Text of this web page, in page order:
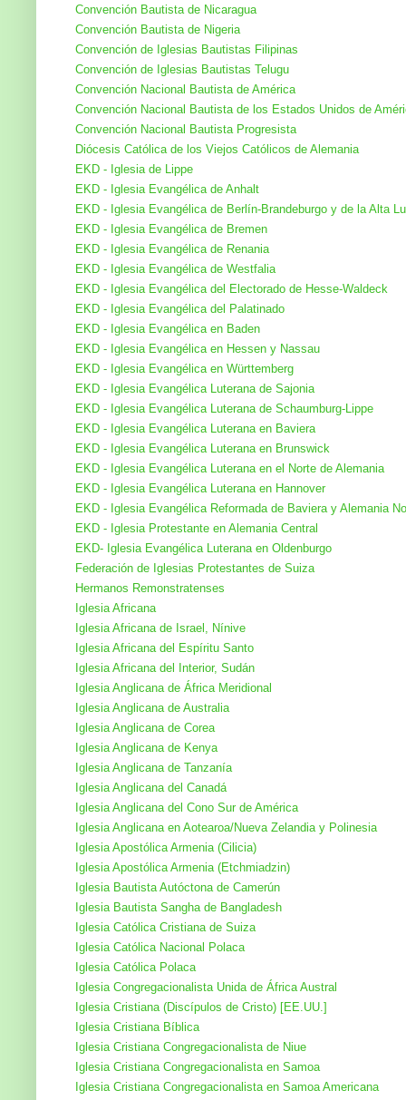
Convención Bautista de Nicaragua
Convención Bautista de Nigeria
Convención de Iglesias Bautistas Filipinas
Convención de Iglesias Bautistas Telugu
Convención Nacional Bautista de América
Convención Nacional Bautista de los Estados Unidos de
Convención Nacional Bautista Progresista
Diócesis Católica de los Viejos Católicos de Alemania
EKD - Iglesia de Lippe
EKD - Iglesia Evangélica de Anhalt
EKD - Iglesia Evangélica de Berlín-Brandeburgo y de la Alta
EKD - Iglesia Evangélica de Bremen
EKD - Iglesia Evangélica de Renania
EKD - Iglesia Evangélica de Westfalia
EKD - Iglesia Evangélica del Electorado de Hesse-Waldeck
EKD - Iglesia Evangélica del Palatinado
EKD - Iglesia Evangélica en Baden
EKD - Iglesia Evangélica en Hessen y Nassau
EKD - Iglesia Evangélica en Württemberg
EKD - Iglesia Evangélica Luterana de Sajonia
EKD - Iglesia Evangélica Luterana de Schaumburg-Lippe
EKD - Iglesia Evangélica Luterana en Baviera
EKD - Iglesia Evangélica Luterana en Brunswick
EKD - Iglesia Evangélica Luterana en el Norte de Alemania
EKD - Iglesia Evangélica Luterana en Hannover
EKD - Iglesia Evangélica Reformada de Baviera y Alemania
EKD - Iglesia Protestante en Alemania Central
EKD- Iglesia Evangélica Luterana en Oldenburgo
Federación de Iglesias Protestantes de Suiza
Hermanos Remonstratenses
Iglesia Africana
Iglesia Africana de Israel, Nínive
Iglesia Africana del Espíritu Santo
Iglesia Africana del Interior, Sudán
Iglesia Anglicana de África Meridional
Iglesia Anglicana de Australia
Iglesia Anglicana de Corea
Iglesia Anglicana de Kenya
Iglesia Anglicana de Tanzanía
Iglesia Anglicana del Canadá
Iglesia Anglicana del Cono Sur de América
Iglesia Anglicana en Aotearoa/Nueva Zelandia y Polinesia
Iglesia Apostólica Armenia (Cilicia)
Iglesia Apostólica Armenia (Etchmiadzin)
Iglesia Bautista Autóctona de Camerún
Iglesia Bautista Sangha de Bangladesh
Iglesia Católica Cristiana de Suiza
Iglesia Católica Nacional Polaca
Iglesia Católica Polaca
Iglesia Congregacionalista Unida de África Austral
Iglesia Cristiana (Discípulos de Cristo) [EE.UU.]
Iglesia Cristiana Bíblica
Iglesia Cristiana Congregacionalista de Niue
Iglesia Cristiana Congregacionalista en Samoa
Iglesia Cristiana Congregacionalista en Samoa Americana